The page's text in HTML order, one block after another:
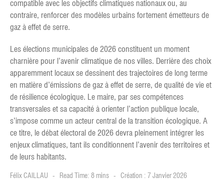
compatible avec les objectifs climatiques nationaux ou, au
contraire, renforcer des modèles urbains fortement émetteurs de
gaz à effet de serre.
Les élections municipales de 2026 constituent un moment
charnière pour l’avenir climatique de nos villes. Derrière des choix
apparemment locaux se dessinent des trajectoires de long terme
en matière d’émissions de gaz à effet de serre, de qualité de vie et
de résilience écologique. Le maire, par ses compétences
transversales et sa capacité à orienter l’action publique locale,
s’impose comme un acteur central de la transition écologique. A
ce titre, le débat électoral de 2026 devra pleinement intégrer les
enjeux climatiques, tant ils conditionnent l’avenir des territoires et
de leurs habitants.
Félix CAILLAU Read Time: 8 mins Création : 7 Janvier 2026